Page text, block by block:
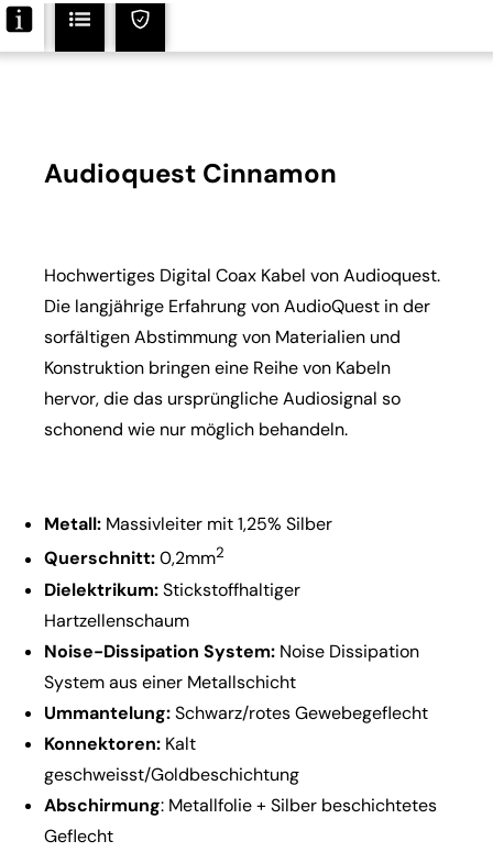
Audioquest Cinnamon
Hochwertiges Digital Coax Kabel von Audioquest.
Die langjährige Erfahrung von AudioQuest in der
sorfältigen Abstimmung von Materialien und
Konstruktion bringen eine Reihe von Kabeln
hervor, die das ursprüngliche Audiosignal so
schonend wie nur möglich behandeln.
Metall: Massivleiter mit 1,25% Silber
Querschnitt:0,2mm2
Dielektrikum:Stickstoffhaltiger
Hartzellenschaum
Noise-Dissipation System: Noise Dissipation
System aus einer Metallschicht
Ummantelung:Schwarz/rotes Gewebegeflecht
Konnektoren: Kalt
geschweisst/Goldbeschichtung
Abschirmung: Metallfolie + Silber beschichtetes
Geflecht